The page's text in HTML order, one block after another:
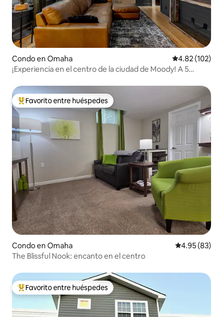
Condo en Omaha Calificación
4.82 (102)
¡Experiencia en el centro de la ciudad de Moody! A 5
Favorito entre huéspedes preferido
Favorito entre huéspedes
Condo en Omaha Calificación
4.95 (83)
The Blissful Nook: encanto en el centro
Favorito entre huéspedes preferido
Favorito entre huéspedes